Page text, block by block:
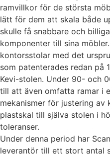
ramvillkor för de största
lätt för dem att skala både
skulle få snabbare och
komponenter till sina
kontorsstolar med det
som patenterades redan på
Kevi-stolen. Under 90- och
till att även omfatta ramar i
mekanismer för justering
plastskal till själva stolen i
toleranser.
Under denna period har
leverantör till ett stort antal